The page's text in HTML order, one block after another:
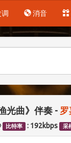
消音
渔光曲》伴奏 -
比特率 : 192kbps 采